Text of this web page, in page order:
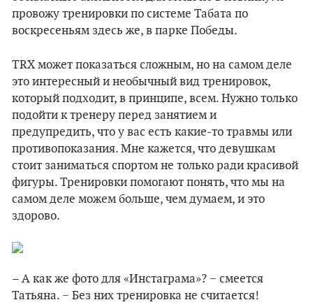
провожу тренировки по системе Табата по
воскресеньям здесь же, в парке Победы.
TRX может показаться сложным, но на самом деле
это интересный и необычный вид тренировок,
который подходит, в принципе, всем. Нужно только
подойти к тренеру перед занятием и
предупредить, что у вас есть какие-то травмы или
противопоказания. Мне кажется, что девушкам
стоит заниматься спортом не только ради красивой
фигуры. Тренировки помогают понять, что мы на
самом деле можем больше, чем думаем, и это
здорово.
– А как же фото для «Инстаграма»? − смеется
Татьяна. − Без них тренировка не считается!